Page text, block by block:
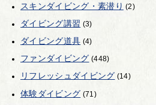
スキンダイビング・素潜り (2)
ダイビング講習 (3)
ダイビング道具 (4)
ファンダイビング (448)
リフレッシュダイビング (14)
体験ダイビング (71)